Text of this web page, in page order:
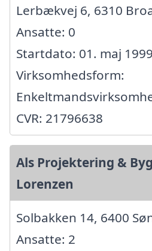
Lerbækvej 6, 6310
Ansatte: 0
Startdato: 01. maj
Virksomhedsform:
CVR: 21796638
Als Projektering &
Lorenzen
Solbakken 14, 6400
Ansatte: 2